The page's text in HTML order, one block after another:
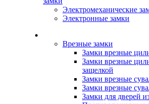
Электромеханические
Электронные замки
Врезные замки
Замки врезные
Замки врезные
защелкой
Замки врезные
Замки врезные
Замки для дверей